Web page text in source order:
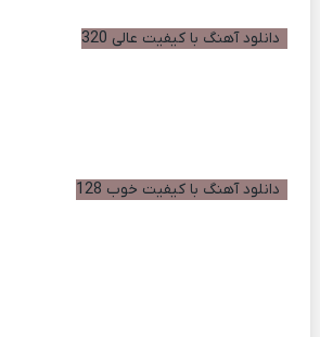
دانلود آهنگ با کیفیت عالی 320
دانلود آهنگ با کیفیت خوب 128